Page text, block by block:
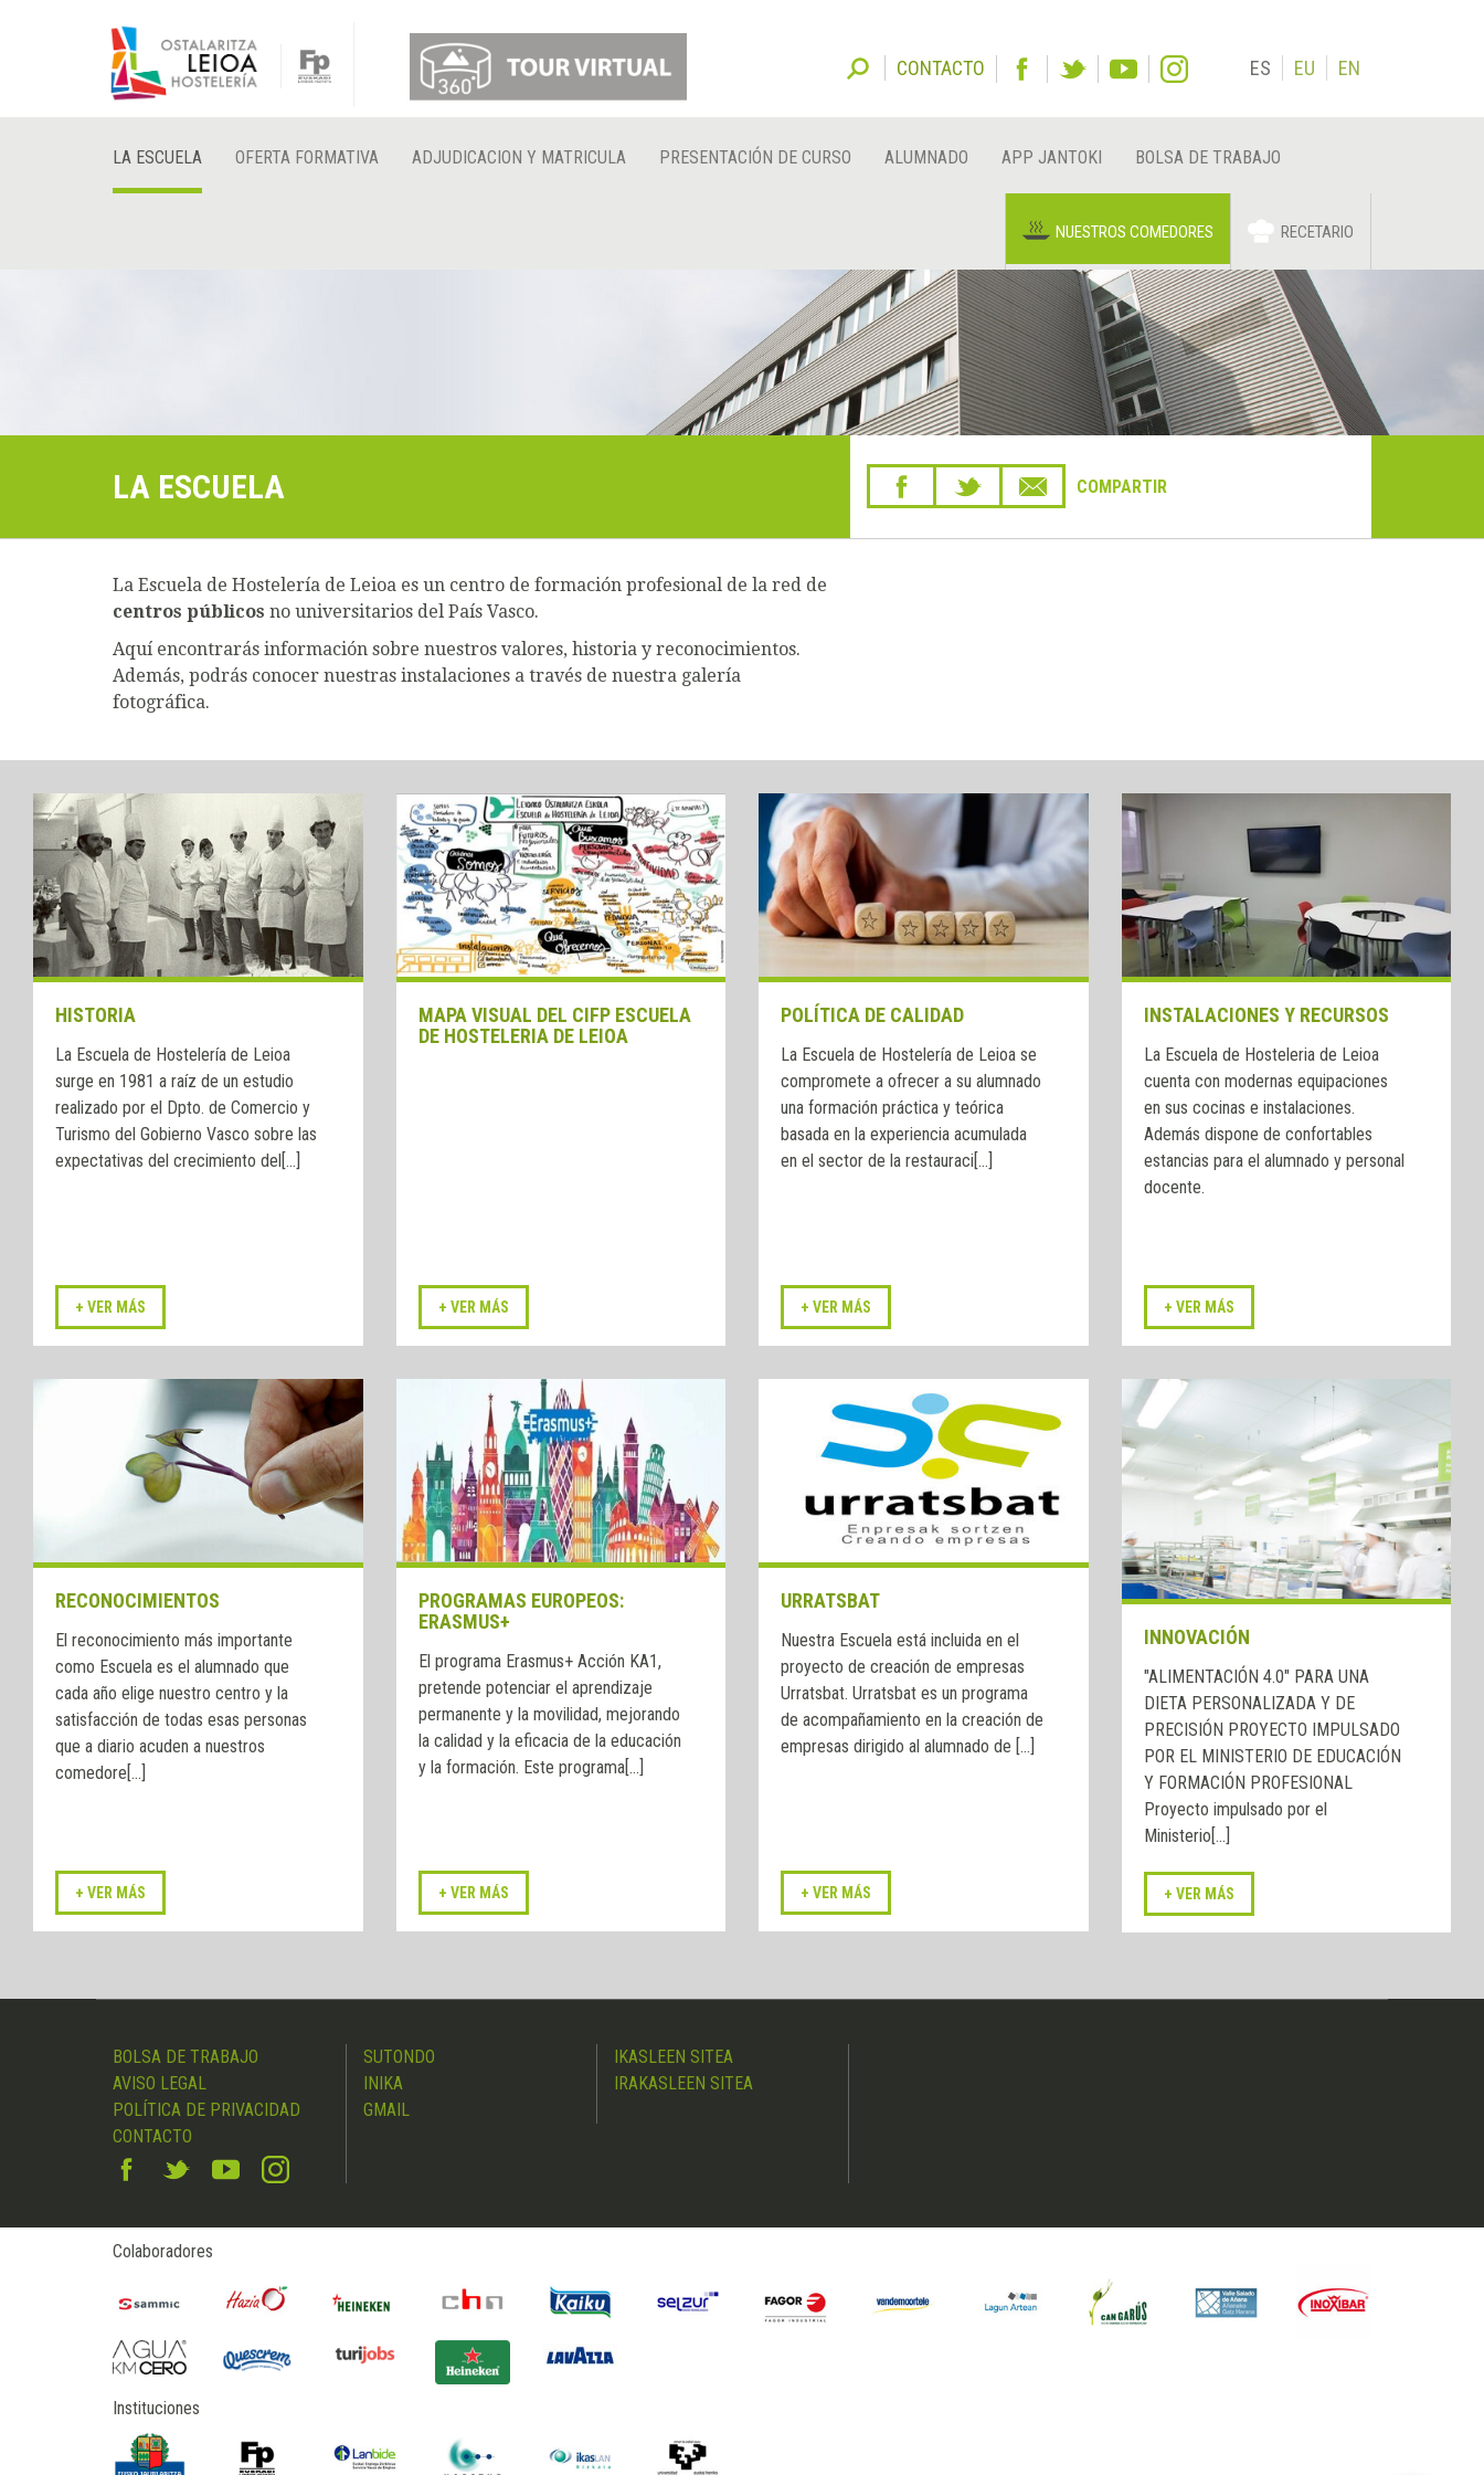
CONTACTO ES EU EN
LA ESCUELA OFERTA FORMATIVA ADJUDICACION Y MATRICULA PRESENTACIÓN DE CURSO ALUMNADO APP JANTOKI BOLSA DE TRABAJO
NUESTROS COMEDORES RECETARIO
LA ESCUELA COMPARTIR
La Escuela de Hostelería de Leioa es un centro de formación profesional de la red de
centros públicos no universitarios del País Vasco.
Aquí encontrarás información sobre nuestros valores, historia y reconocimientos.
Además, podrás conocer nuestras instalaciones a través de nuestra galería
fotográfica.
HISTORIA
La Escuela de Hostelería de Leioa
surge en 1981 a raíz de un estudio
realizado por el Dpto. de Comercio y
Turismo del Gobierno Vasco sobre las
expectativas del crecimiento del[...]
MAPA VISUAL DEL CIFP ESCUELA
DE HOSTELERIA DE LEIOA
POLÍTICA DE CALIDAD
La Escuela de Hostelería de Leioa se
compromete a ofrecer a su alumnado
una formación práctica y teórica
basada en la experiencia acumulada
en el sector de la restauraci[...]
INSTALACIONES Y RECURSOS
La Escuela de Hosteleria de Leioa
cuenta con modernas equipaciones
en sus cocinas e instalaciones.
Además dispone de confortables
estancias para el alumnado y personal
docente.
RECONOCIMIENTOS
El reconocimiento más importante
como Escuela es el alumnado que
cada año elige nuestro centro y la
satisfacción de todas esas personas
que a diario acuden a nuestros
comedore[...]
PROGRAMAS EUROPEOS:
ERASMUS+
El programa Erasmus+ Acción KA1,
pretende potenciar el aprendizaje
permanente y la movilidad, mejorando
la calidad y la eficacia de la educación
y la formación. Este programa[...]
URRATSBAT
Nuestra Escuela está incluida en el
proyecto de creación de empresas
Urratsbat. Urratsbat es un programa
de acompañamiento en la creación de
empresas dirigido al alumnado de [...]
INNOVACIÓN
"ALIMENTACIÓN 4.0" PARA UNA
DIETA PERSONALIZADA Y DE
PRECISIÓN PROYECTO IMPULSADO
POR EL MINISTERIO DE EDUCACIÓN
Y FORMACIÓN PROFESIONAL
Proyecto impulsado por el
Ministerio[...]
BOLSA DE TRABAJO
AVISO LEGAL
POLÍTICA DE PRIVACIDAD
CONTACTO
SUTONDO
INIKA
GMAIL
IKASLEEN SITEA
IRAKASLEEN SITEA
Colaboradores
Instituciones